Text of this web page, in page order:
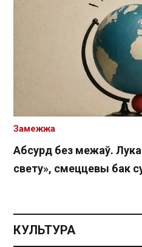
Абсурд без межаў.
свету», смеццевы бак
Замежжа
КУЛЬТУРА